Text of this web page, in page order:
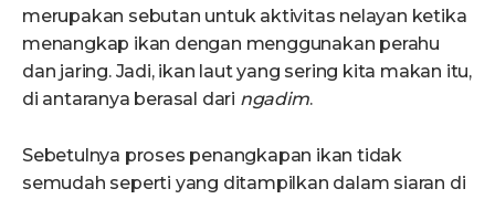
merupakan sebutan untuk aktivitas nelayan ketika
menangkap ikan dengan menggunakan perahu
dan jaring. Jadi, ikan laut yang sering kita makan itu,
di antaranya berasal dari ngadim.
Sebetulnya proses penangkapan ikan tidak
semudah seperti yang ditampilkan dalam siaran di